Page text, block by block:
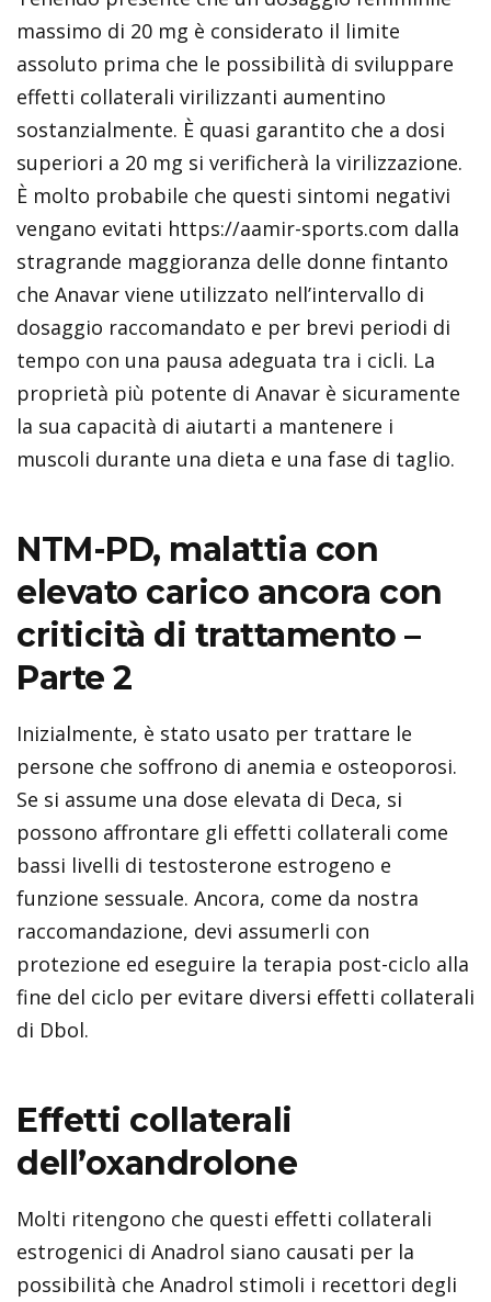
massimo di 20 mg è considerato il limite
assoluto prima che le possibilità di sviluppare
effetti collaterali virilizzanti aumentino
sostanzialmente. È quasi garantito che a dosi
superiori a 20 mg si verificherà la virilizzazione.
È molto probabile che questi sintomi negativi
vengano evitati https://aamir-sports.com dalla
stragrande maggioranza delle donne fintanto
che Anavar viene utilizzato nell’intervallo di
dosaggio raccomandato e per brevi periodi di
tempo con una pausa adeguata tra i cicli. La
proprietà più potente di Anavar è sicuramente
la sua capacità di aiutarti a mantenere i
muscoli durante una dieta e una fase di taglio.
NTM-PD, malattia con
elevato carico ancora con
criticità di trattamento –
Parte 2
Inizialmente, è stato usato per trattare le
persone che soffrono di anemia e osteoporosi.
Se si assume una dose elevata di Deca, si
possono affrontare gli effetti collaterali come
bassi livelli di testosterone estrogeno e
funzione sessuale. Ancora, come da nostra
raccomandazione, devi assumerli con
protezione ed eseguire la terapia post-ciclo alla
fine del ciclo per evitare diversi effetti collaterali
di Dbol.
Effetti collaterali
dell’oxandrolone
Molti ritengono che questi effetti collaterali
estrogenici di Anadrol siano causati per la
possibilità che Anadrol stimoli i recettori degli